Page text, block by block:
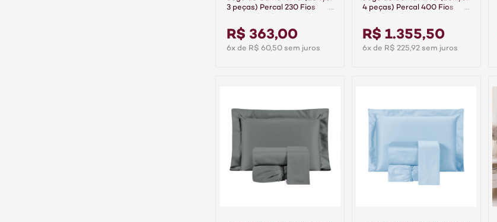
3 peças) Percal 230 Fios
Branco
R$ 363,00
6x de R$ 60,50 sem juros
4 peças) Percal 400 Fios
R$ 1.355,50
6x de R$ 225,92 sem juros